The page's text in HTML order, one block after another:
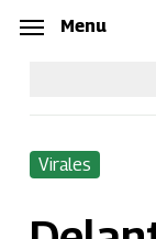
Skip
content
Menu
Virales
Menu